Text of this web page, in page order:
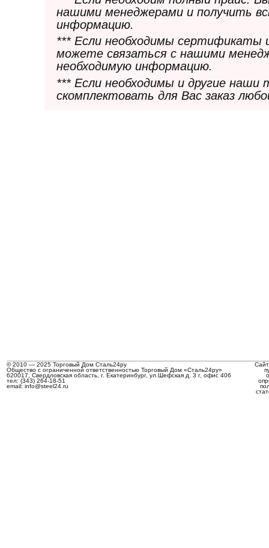
нашими менеджерами и получить
информацию.
*** Если необходимы сертификаты
можете связаться с нашими
необходимую информацию.
*** Если необходимы и другие
скомплектовать для Вас заказ
© 2010 — 2025 Торговый Дом Сталь24ру
Общество с ограниченной ответственностью Торговый Дом «Сталь24ру»
620017, Свердловская область, г. Екатеринбург, ул.Шефская д. 3 г, офис 406
тел: (343) 264-18-51
email: info@steel24.ru